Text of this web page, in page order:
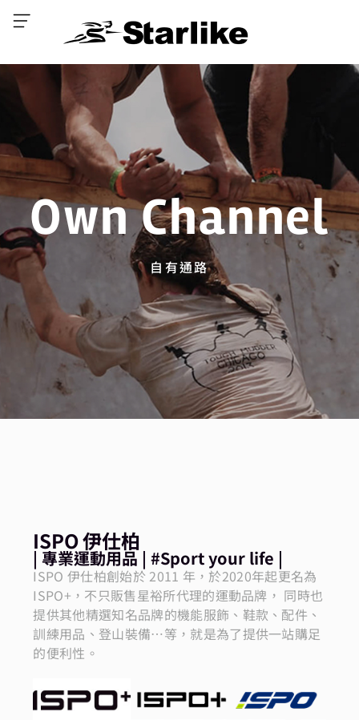
Own Channel
自有通路
ISPO 伊仕柏
| 專業運動用品 | #Sport your life |
ISPO 伊仕柏創始於 2011 年，於2020年起更名為
ISPO+，不只販售星裕所代理的運動品牌， 同時也
提供其他精選知名品牌的機能服飾、鞋款、配件、
訓練用品、登山裝備…等，就是為了提供一站購足
的便利性。